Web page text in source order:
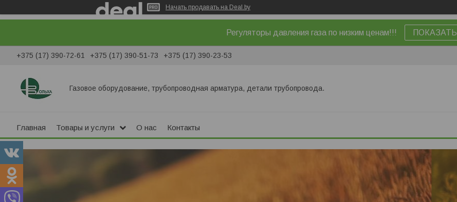
Начать продавать на Deal.by
Регуляторы давления газа по низким ценам!!! ПОКАЗАТЬ
+375 (17) 390-72-61 +375 (17) 390-51-73 +375 (17) 390-23-53
Газовое оборудование, трубопроводная арматура, детали трубопровода.
Главная Товары и услуги О нас Контакты